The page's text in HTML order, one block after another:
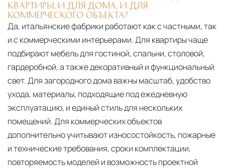
КВАРТИРЫ, И ДЛЯ ДОМА, И ДЛЯ
КОММЕРЧЕСКОГО ОБЪЕКТА?
Да, итальянские фабрики работают как с частными, так
и с коммерческими интерьерами. Для квартиры чаще
подбирают мебель для гостиной, спальни, столовой,
гардеробной, а также декоративный и функциональный
свет. Для загородного дома важны масштаб, удобство
ухода, материалы, подходящие под ежедневную
эксплуатацию, и единый стиль для нескольких
помещений. Для коммерческих объектов
дополнительно учитывают износостойкость, пожарные
и технические требования, сроки комплектации,
повторяемость моделей и возможность проектной